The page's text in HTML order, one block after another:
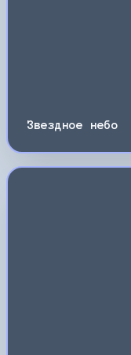
Звездное небо